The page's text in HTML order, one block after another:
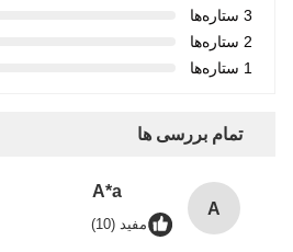
3 ستاره‌ها
2 ستاره‌ها
1 ستاره‌ها
تمام بررسی ها
A
A*a
مفید (10)